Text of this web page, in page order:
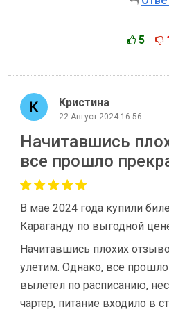
5
Кристина
22 Август 2024 16:56
Начитавшись
все прошло
В мае 2024 года купили
Караганду по выгодной
Начитавшись плохих
улетим. Однако, все
вылетел по расписанию,
чартер, питание входило в